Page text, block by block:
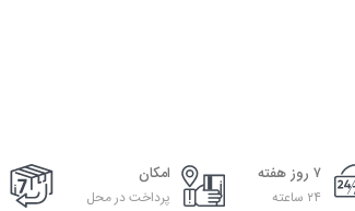
۷ روز هفته
۲۴ ساعته
امکان
پرداخت در محل